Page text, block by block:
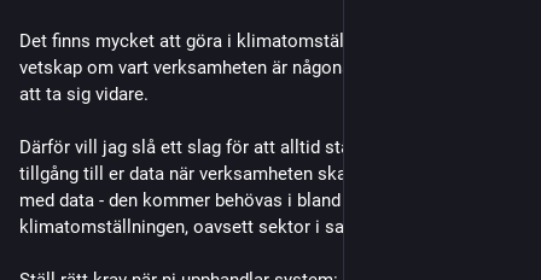
Det finns mycket att göra i klimatomställningen, men mål utan
vetskap om vart verksamheten är någonstans gör det omöjligt
att ta sig vidare.
Därför vill jag slå ett slag för att alltid ställa rätt krav på
tillgång till er data när verksamheten ska upphandla system
med data - den kommer behövas i bland annat
klimatomställningen, oavsett sektor i samhället.